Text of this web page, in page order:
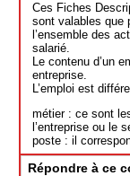
Ces Fiches
sont valables que
l’ensemble des
salarié.
Le contenu d’un
entreprise.
L’emploi est
métier : ce sont
l’entreprise ou le
poste : il
Répondre à ce